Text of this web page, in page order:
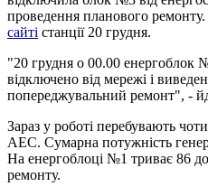
проведення планового
сайті станції 20 грудня.
"20 грудня о 00.00 енергоблок
відключено від мережі і
попереджувальний ремонт", -
Зараз у роботі перебувають
АЕС. Сумарна потужність
На енергоблоці №1 триває 86
ремонту.